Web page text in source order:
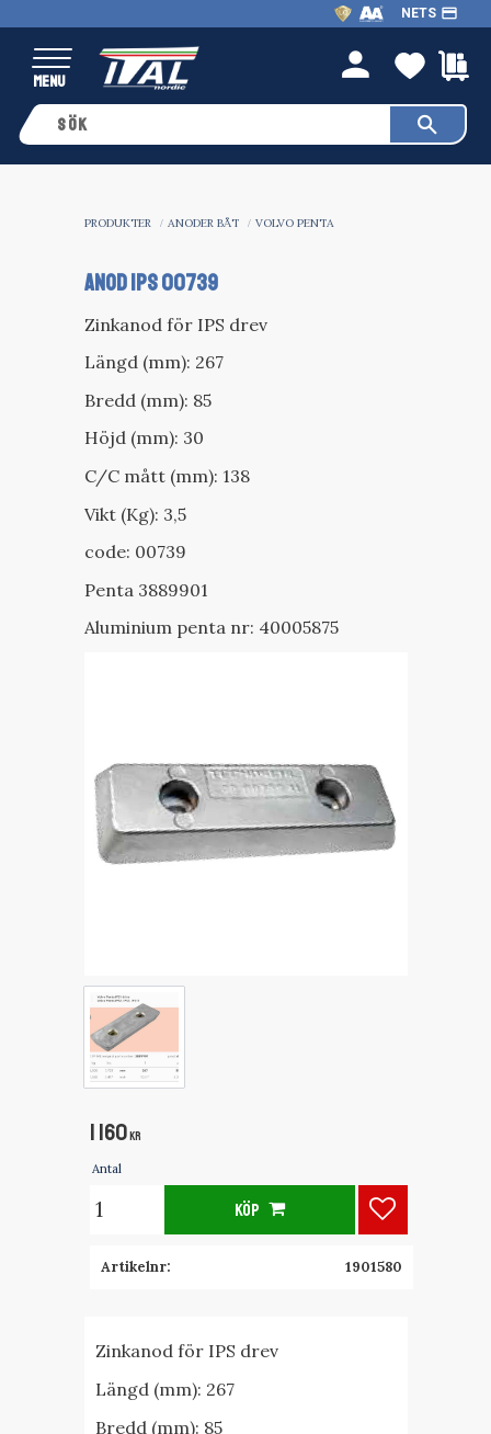
Meny
NETS payment
person
PRODUKTER ANODER BÅT VOLVO PENTA
Anod IPS 00739
Zinkanod för IPS drev
Längd (mm): 267
Bredd (mm): 85
Höjd (mm): 30
C/C mått (mm): 138
Vikt (Kg): 3,5
code: 00739
Penta 3889901
Aluminium penta nr: 40005875
1 160KR
Antal
KÖP Lägg till i
Artikelnr 1901580
Zinkanod för IPS drev
Längd (mm): 267
Bredd (mm): 85